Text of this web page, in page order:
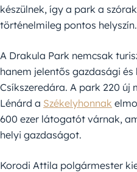
készülnek, így a park a
történelmileg pontos helyszín.
A Drakula Park nemcsak
hanem jelentős gazdasági
Csíkszeredára. A park 220 új
Lénárd a Székelyhonnak
600 ezer látogatót várnak,
helyi gazdaságot.
Korodi Attila polgármester